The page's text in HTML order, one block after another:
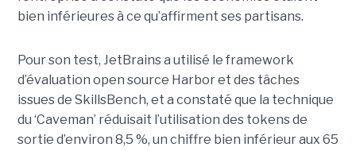
bien inférieures à ce qu’affirment ses partisans.
Pour son test, JetBrains a utilisé le framework
d’évaluation open source Harbor et des tâches
issues de SkillsBench, et a constaté que la technique
du ‘Caveman’ réduisait l’utilisation des tokens de
sortie d’environ 8,5 %, un chiffre bien inférieur aux 65